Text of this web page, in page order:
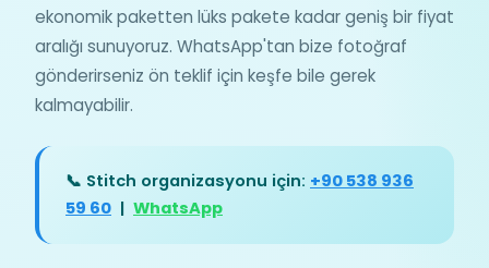
ekonomik paketten lüks pakete kadar geniş bir fiyat
aralığı sunuyoruz. WhatsApp'tan bize fotoğraf
gönderirseniz ön teklif için keşfe bile gerek
kalmayabilir.
📞 Stitch organizasyonu için: +90 538 936
59 60 | WhatsApp